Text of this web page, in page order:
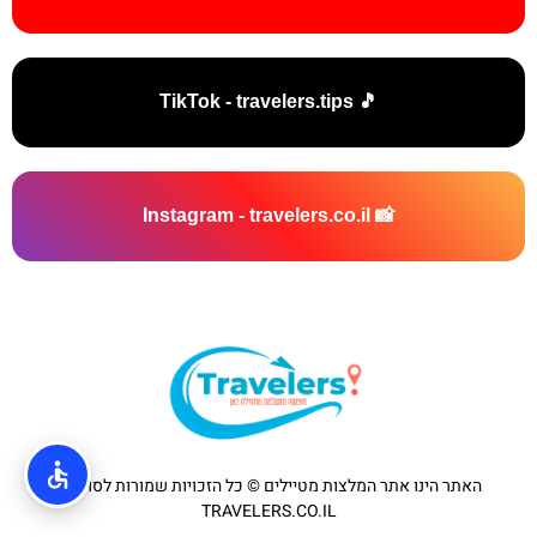
🎵 TikTok - travelers.tips
📸 Instagram - travelers.co.il
האתר הינו אתר המלצות מטיילים © כל הזכויות שמורות לסוכנות
TRAVELERS.CO.IL